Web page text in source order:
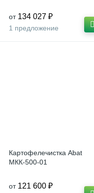
от 134 027 ₽
1 предложение
Картофелечистка Abat
МКК-500-01
от 121 600 ₽